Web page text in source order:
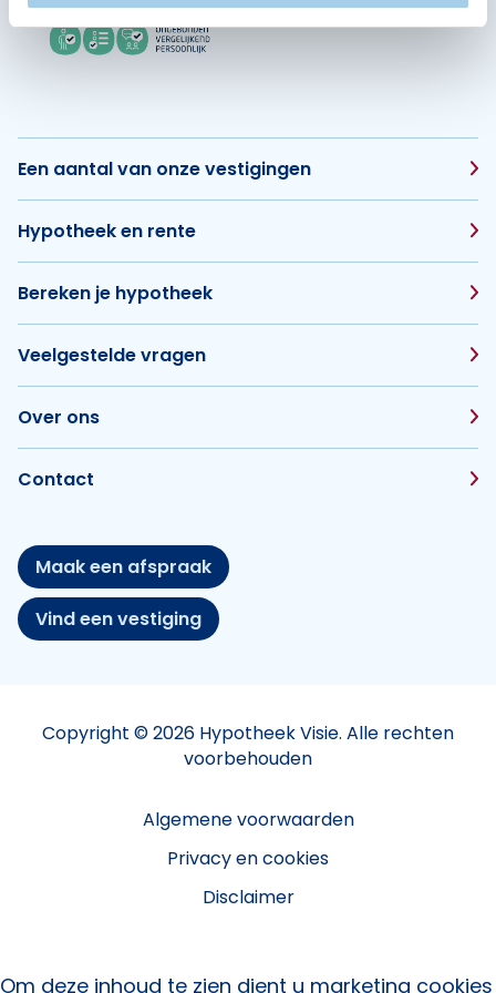
Een aantal van onze vestigingen
Hypotheek en rente
Bereken je hypotheek
Veelgestelde vragen
Over ons
Contact
Maak een afspraak
Vind een vestiging
Copyright © 2026 Hypotheek Visie. Alle rechten
voorbehouden
Algemene voorwaarden
Privacy en cookies
Disclaimer
Om deze inhoud te zien dient u marketing cookies